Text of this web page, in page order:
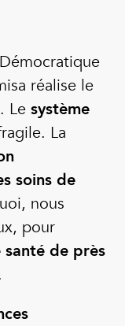
réalise le
Le système
La
soins de
nous
pour
santé de près